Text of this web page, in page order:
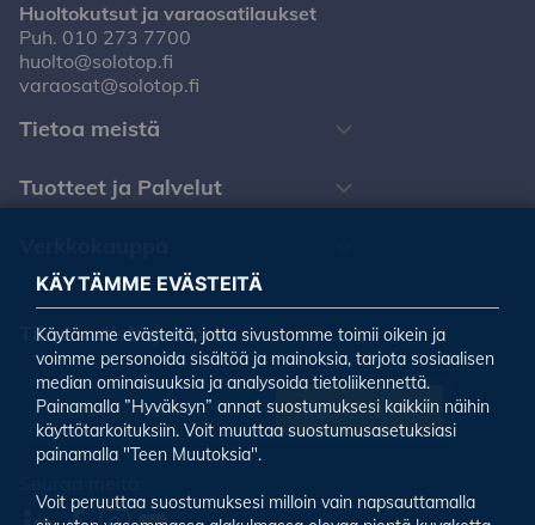
Huoltokutsut ja varaosatilaukset
Puh. 010 273 7700
huolto@solotop.fi
varaosat@solotop.fi
Tietoa meistä
Tuotteet ja Palvelut
Tilaa uutiskirjeemme
Tilaa uutiskirje
KÄYTÄMME EVÄSTEITÄ
Käytämme evästeitä, jotta sivustomme toimii oikein ja
voimme personoida sisältöä ja mainoksia, tarjota sosiaalisen
median ominaisuuksia ja analysoida tietoliikennettä.
Painamalla ”Hyväksyn” annat suostumuksesi kaikkiin näihin
käyttötarkoituksiin. Voit muuttaa suostumusasetuksiasi
painamalla "Teen Muutoksia".
Voit peruuttaa suostumuksesi milloin vain napsauttamalla